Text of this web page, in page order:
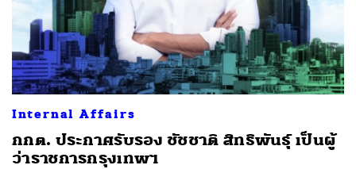
Internal Affairs
กกต. ประกาศรับรอง ชัชชาติ สิทธิพันธุ์ เป็นผู้
ว่าราชการกรุงเทพฯ